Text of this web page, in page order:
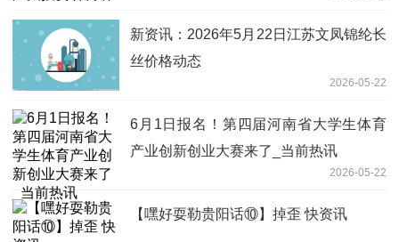
新资讯：2026年5月22日江苏文凤锦纶长
丝价格动态
2026-05-22
6月1日报名！第四届河南省大学生体育
产业创新创业大赛来了_当前热讯
2026-05-22
【嘿好耍勒贵阳话⑩】掉歪 快资讯